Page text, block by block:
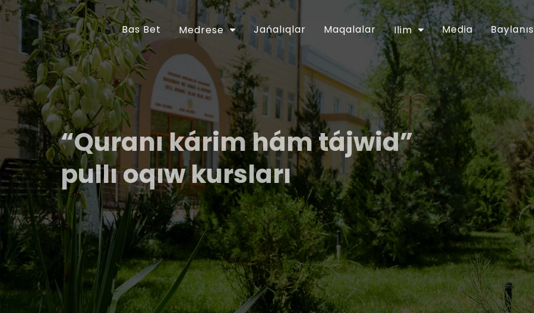
Bas Bet Medrese Jańalıqlar Maqalalar Ilim Media Baylanıs
“Quranı kárim hám tájwid”
pullı oqıw kursları
Ózbekstan Respublikası Prezidentiniń “Diniy-aǵartıwshılıq tarawınıń jumısın túpkilikli
jetilistiriw ilajları haqqında”ǵı 2018-jıl 16-apreldegi PP-5416-sanlı Pármanı menen
tastıyıqlanǵan ilajlar Baǵdarlamasınıń 6-bántinde belgilengen wazıypalardıń
orınlanıwın támiyinlew maqsetinde Ózbekstan musılmanları mákemesiniń 2018-jıl
30-apreldegi 01A/056-sanlı buyrıǵı tastıyıqlanǵan. Usı múnásibet penen
Muhammad ibn Ahmad al-Beruniy medresesinde 2018-jıl 10-iyunnan baslap
“Quranı kárim hám tájwid” úyretiw boyınsha pullı oqıw kursları shólkemlestirildi.